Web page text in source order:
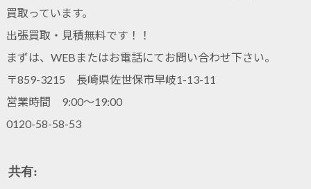
買取っています。
出張買取・見積無料です！！
まずは、WEBまたはお電話にてお問い合わせ下さい。
〒859-3215 長崎県佐世保市早岐1-13-11
営業時間 9:00～19:00
0120-58-58-53
共有: